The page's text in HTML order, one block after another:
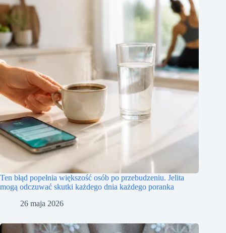
Ten błąd popełnia większość osób po przebudzeniu. Jelita
mogą odczuwać skutki każdego dnia każdego poranka
26 maja 2026